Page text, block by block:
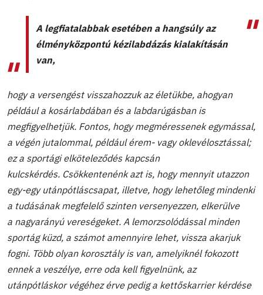
A legfiatalabbak esetében a hangsúly az
élményközpontú kézilabdázás kialakításán
van,
hogy a versengést visszahozzuk az életükbe, ahogyan
például a kosárlabdában és a labdarúgásban is
megfigyelhetjük. Fontos, hogy megméressenek egymással,
a végén jutalommal, például érem- vagy oklevélosztással;
ez a sportági elköteleződés kapcsán
kulcskérdés. Csökkentenénk azt is, hogy mennyit utazzon
egy-egy utánpótláscsapat, illetve, hogy lehetőleg mindenki
a tudásának megfelelő szinten versenyezzen, elkerülve
a nagyarányú vereségeket. A lemorzsolódással minden
sportág küzd, a számot amennyire lehet, vissza akarjuk
fogni. Több olyan korosztály is van, amelyiknél fokozott
ennek a veszélye, erre oda kell figyelnünk, az
utánpótláskor végéhez érve pedig a kettőskarrier kérdése